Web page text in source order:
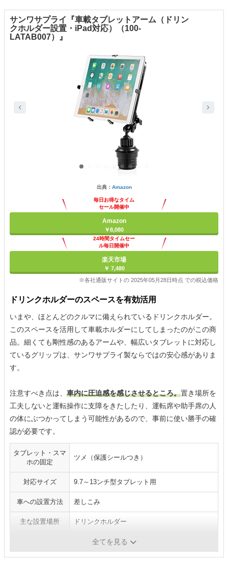
サンワサプライ『車載タブレットアーム（ドリン
クホルダー設置・iPad対応）（100-
LATAB007）』
出典： Amazon
毎日お得なタイム
セール開催中
Amazon
￥8,080
24時間タイムセー
ル毎日開催中
楽天市場
￥ 7,480
※各社通販サイトの 2025年05月28日時点 での税込価格
ドリンクホルダーのスペースを有効活用
いまや、ほとんどのクルマに備えられているドリンクホルダー。
このスペースを活用して車載ホルダーにしてしまったのがこの商
品。細くても剛性感のあるアームや、幅広いタブレットに対応し
ているグリップは、サンワサプライ製ならではの安心感がありま
す。
注意すべき点は、 車内に圧迫感を感じさせるところ。置き場所を
工夫しないと運転操作に支障をきたしたり、運転席や助手席の人
の体にぶつかってしまう可能性があるので、事前に使い勝手の確
認が必要です。
タブレット・スマ
ホの固定
ツメ（保護シールつき）
対応サイズ 9.7～13ンチ型タブレット用
車への設置方法 差しこみ
主な設置場所 ドリンクホルダー
全てを見る